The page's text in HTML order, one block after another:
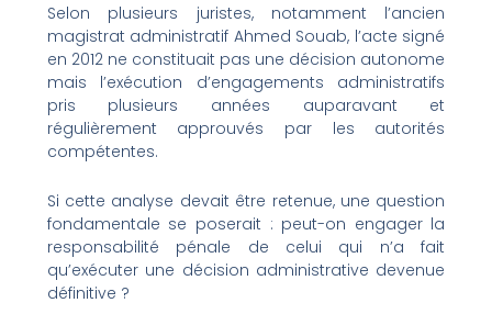
Selon plusieurs juristes, notamment l’ancien
magistrat administratif Ahmed Souab, l’acte signé
en 2012 ne constituait pas une décision autonome
mais l’exécution d’engagements administratifs
pris plusieurs années auparavant et
régulièrement approuvés par les autorités
compétentes.
Si cette analyse devait être retenue, une question
fondamentale se poserait : peut-on engager la
responsabilité pénale de celui qui n’a fait
qu’exécuter une décision administrative devenue
définitive ?